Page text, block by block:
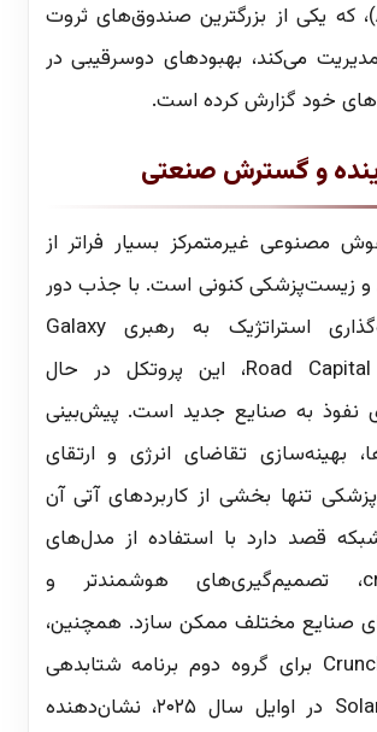
ابوظبی (ADIA)، که یکی از بزرگترین صندوق‌های ثروت
می‌کند، بهبودهای دوسرقیبی در
خود گزارش کرده است.
و گسترش صنعتی
مصنوعی غیرمتمرکز بسیار فراتر از
و زیست‌پزشکی کنونی است. با جذب دور
جدید سرمایه‌گذاری استراتژیک به رهبری Galaxy
Ventures و Road Capital، این پروتکل در حال
نفوذ به صنایع جدید است. پیش‌بینی
بهینه‌سازی تقاضای انرژی و ارتقای
تنها بخشی از کاربردهای آتی آن
قصد دارد با استفاده از مدل‌های
crowdsourced، تصمیم‌گیری‌های هوشمندتر و
صنایع مختلف ممکن سازد. همچنین،
انتخاب CrunchDAO برای گروه دوم برنامه شتابدهی
Solana Incubator در اوایل سال ۲۰۲۵، نشان‌دهنده